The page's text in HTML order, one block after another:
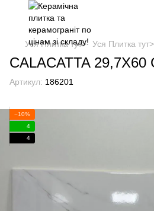
Уся Плитка тут> Уся Плитка
CALACATTA 29,7X60
Артикул: 186201
−10%
4
4